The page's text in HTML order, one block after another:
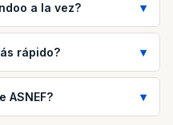
a la vez?
rápido?
ASNEF?